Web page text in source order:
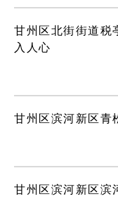
甘州区北街街道税
入人心
甘州区滨河新区青
甘州区滨河新区滨